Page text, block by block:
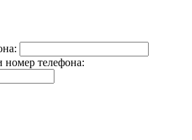
телефона: